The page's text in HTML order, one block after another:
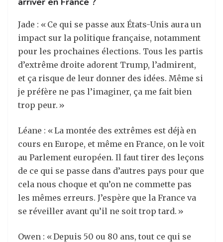
Jade : « Ce qui se passe aux États-Unis aura un
impact sur la politique française, notamment
pour les prochaines élections. Tous les partis
d’extrême droite adorent Trump, l’admirent,
et ça risque de leur donner des idées. Même si
je préfère ne pas l’imaginer, ça me fait bien
trop peur. »
Léane : « La montée des extrêmes est déjà en
cours en Europe, et même en France, on le voit
au Parlement européen. Il faut tirer des leçons
de ce qui se passe dans d’autres pays pour que
cela nous choque et qu’on ne commette pas
les mêmes erreurs. J’espère que la France va
se réveiller avant qu’il ne soit trop tard. »
Owen : « Depuis 50 ou 80 ans, tout ce qui se